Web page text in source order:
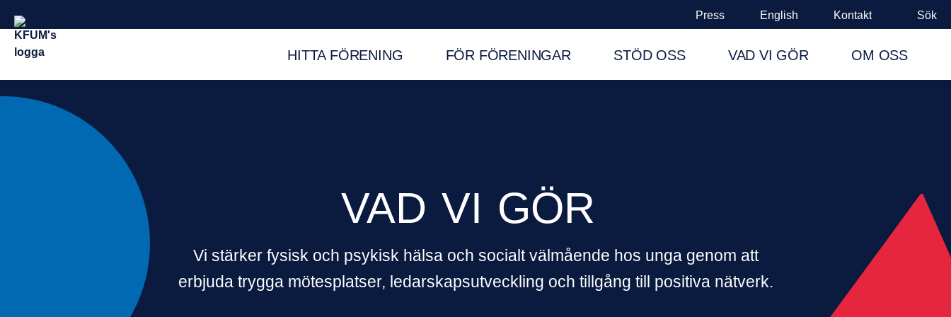
Press English Kontakt Sök
HITTA FÖRENING FÖR FÖRENINGAR STÖD OSS VAD VI GÖR OM OSS
VAD VI GÖR
Vi stärker fysisk och psykisk hälsa och socialt välmående hos unga genom att
erbjuda trygga mötesplatser, ledarskapsutveckling och tillgång till positiva nätverk.